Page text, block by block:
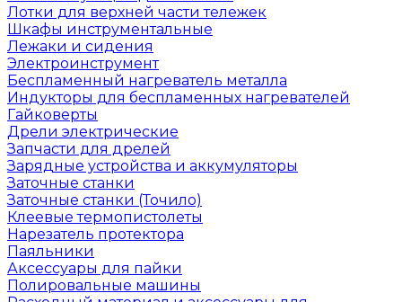
Лотки для верхней части тележек
Шкафы инструментальные
Лежаки и сидения
Электроинструмент
Беспламенный нагреватель металла
Индукторы для беспламенных нагревателей
Гайковерты
Дрели электрические
Запчасти для дрелей
Зарядные устройства и аккумуляторы
Заточные станки
Заточные станки (Точило)
Клеевые термопистолеты
Нарезатель протектора
Паяльники
Аксессуары для пайки
Полировальные машины